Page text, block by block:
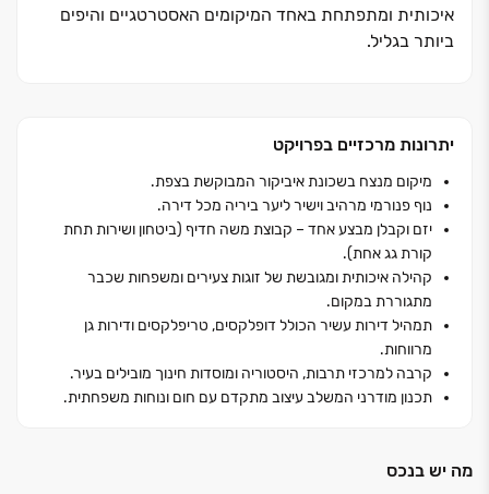
איכותית ומתפתחת באחד המיקומים האסטרטגיים והיפים
ביותר בגליל.
דופלקסים וטריפלקסים ייחודיים ופנטהואוזים יוקרתיים. כל
הפרטים הקטנים ביותר, כדי להבטיח לדיירים חוויית מגורים
שהיא יצירת אמנות של איכות חיים מול נופי הגליל הקסומים.
יתרונות מרכזיים בפרויקט
מיקום מנצח בשכונת איביקור המבוקשת בצפת.
נוף פנורמי מרהיב וישיר ליער ביריה מכל דירה.
יזם וקבלן מבצע אחד – קבוצת משה חדיף (ביטחון ושירות תחת
קורת גג אחת).
קהילה איכותית ומגובשת של זוגות צעירים ומשפחות שכבר
מתגוררת במקום.
תמהיל דירות עשיר הכולל דופלקסים, טריפלקסים ודירות גן
מרווחות.
קרבה למרכזי תרבות, היסטוריה ומוסדות חינוך מובילים בעיר.
תכנון מודרני המשלב עיצוב מתקדם עם חום ונוחות משפחתית.
מה יש בנכס